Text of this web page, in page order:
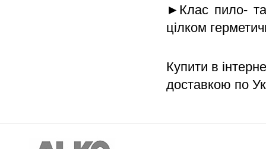
►Клас пило-
цілком
Купити в
доставкою по